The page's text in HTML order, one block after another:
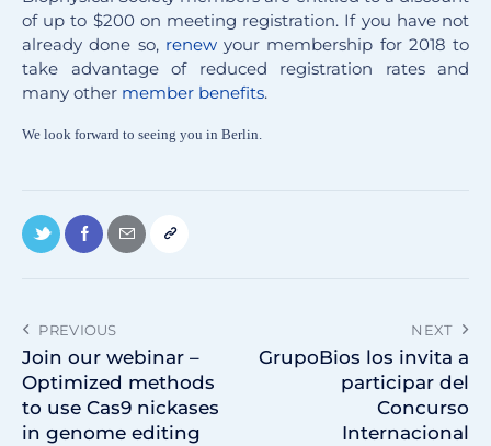
of up to $200 on meeting registration. If you have not
already done so, renewyour membership for 2018 to
take advantage of reduced registration rates and
many other member benefits.
We look forward to seeing you in Berlin.
PREVIOUS
Join our webinar –
Optimized methods
to use Cas9 nickases
in genome editing
NEXT
GrupoBios los invita a
participar del
Concurso
Internacional